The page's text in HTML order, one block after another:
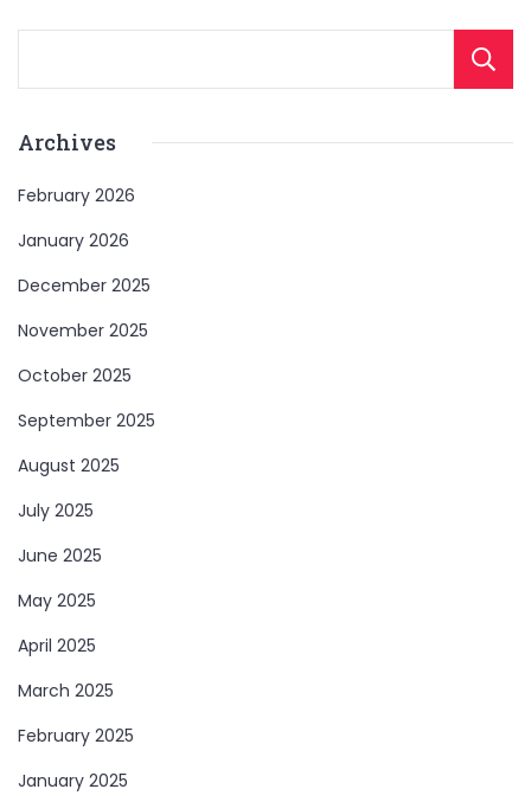
Archives
February 2026
January 2026
December 2025
November 2025
October 2025
September 2025
August 2025
July 2025
June 2025
May 2025
April 2025
March 2025
February 2025
January 2025